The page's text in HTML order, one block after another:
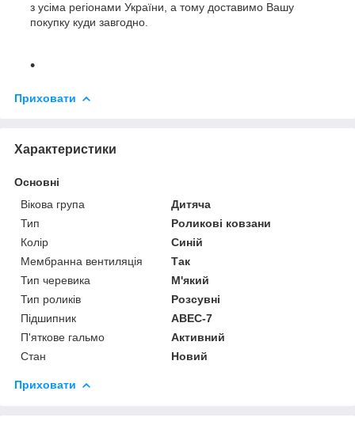
з усіма регіонами України, а тому доставимо Вашу
покупку куди завгодно.
Приховати
Характеристики
Основні
Вікова група
Дитяча
Тип
Роликові ковзани
Колір
Синій
Мембранна вентиляція
Так
Тип черевика
М'який
Тип роликів
Розсувні
Підшипник
ABEC-7
П'яткове гальмо
Активний
Стан
Новий
Приховати